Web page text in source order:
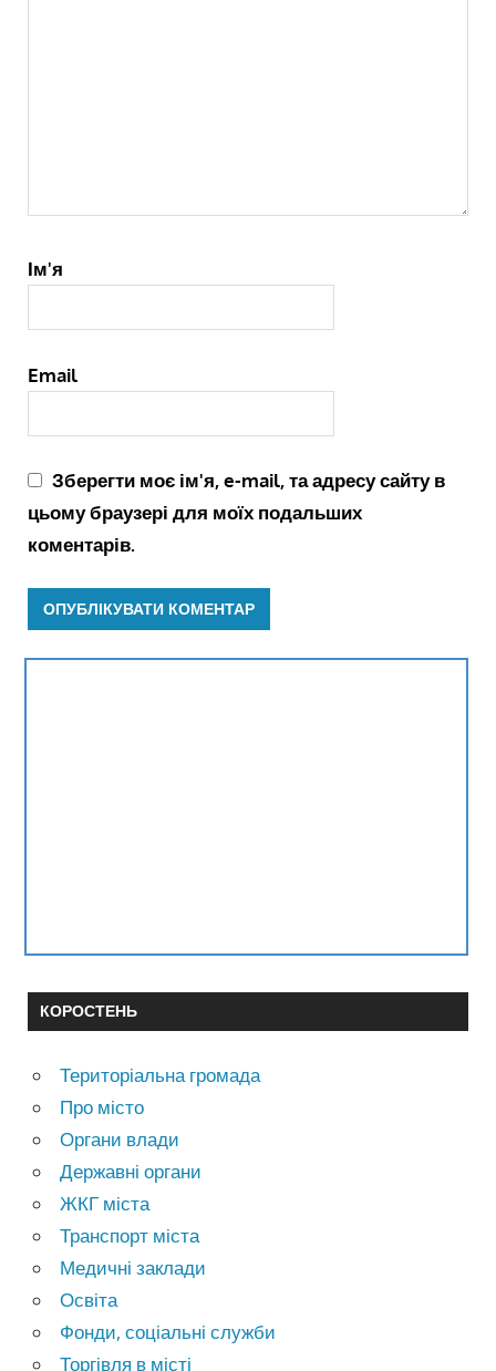
Ім'я
Email
Зберегти моє ім'я, e-mail, та адресу сайту в
цьому браузері для моїх подальших
коментарів.
КОРОСТЕНЬ
Територіальна громада
Про місто
Органи влади
Державні органи
ЖКГ міста
Транспорт міста
Медичні заклади
Освіта
Фонди, соціальні служби
Торгівля в місті